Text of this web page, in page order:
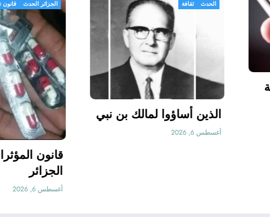
الحدث
الذين أساؤوا لمالك بن نبي
رسالة نصية
ما وأنت
الرسالة،
واحذفها، وأعد